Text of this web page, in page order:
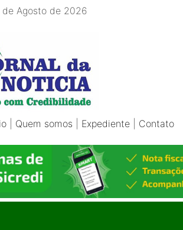
de Agosto de 2026
Quem somos Expediente Contato